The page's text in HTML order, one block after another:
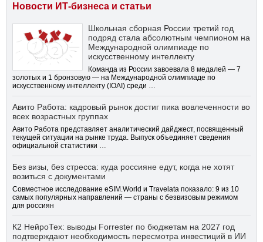
Новости ИТ-бизнеса и статьи
Школьная сборная России третий год
подряд стала абсолютным чемпионом на
Международной олимпиаде по
искусственному интеллекту
Команда из России завоевала 8 медалей — 7
золотых и 1 бронзовую — на Международной олимпиаде по
искусственному интеллекту (IOAI) среди …
Авито Работа: кадровый рынок достиг пика вовлеченности во
всех возрастных группах
Авито Работа представляет аналитический дайджест, посвященный
текущей ситуации на рынке труда. Выпуск объединяет сведения
официальной статистики …
Без визы, без стресса: куда россияне едут, когда не хотят
возиться с документами
Совместное исследование eSIM.World и Travelata показало: 9 из 10
самых популярных направлений — страны с безвизовым режимом
для россиян
К2 НейроТех: выводы Forrester по бюджетам на 2027 год
подтверждают необходимость пересмотра инвестиций в ИИ